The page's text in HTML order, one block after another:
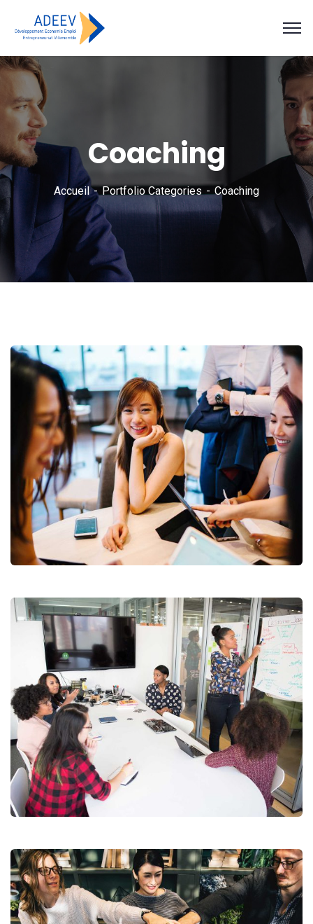
Coaching
Accueil Portfolio Categories Coaching
Business Growth
Chan Agency